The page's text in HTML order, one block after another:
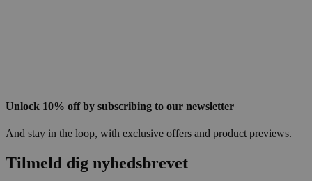
Unlock 10% off by subscribing to our newsletter
And stay in the loop, with exclusive offers and product previews.
Tilmeld dig nyhedsbrevet